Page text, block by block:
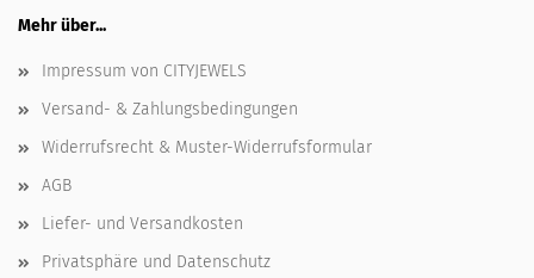
Mehr über...
Impressum von CITYJEWELS
Versand- & Zahlungsbedingungen
Widerrufsrecht & Muster-Widerrufsformular
AGB
Liefer- und Versandkosten
Privatsphäre und Datenschutz